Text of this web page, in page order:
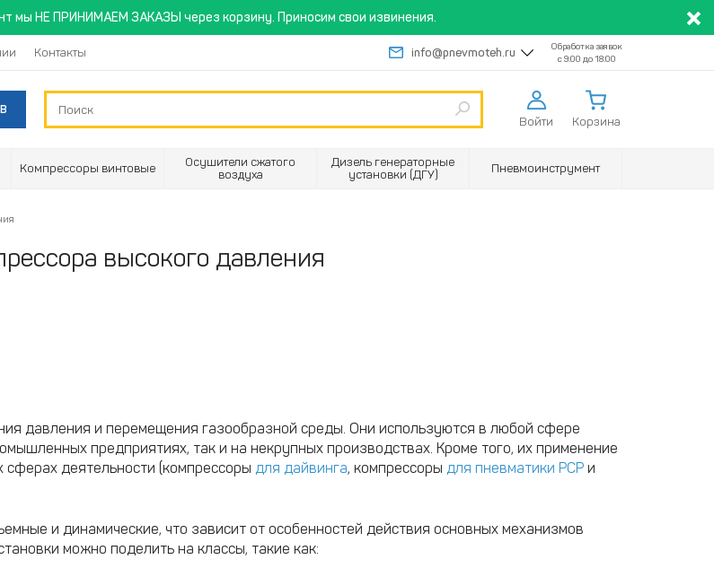
мы НЕ ПРИНИМАЕМ ЗАКАЗЫ через корзину. Приносим свои извинения.
Контакты info@pnevmoteh.ru
Обработка заявок
с 9:00 до 18:00
Войти Корзина
Компрессоры винтовые
Осушители сжатого
воздуха
Дизель генераторные
установки (ДГУ)
Пневмоинструмент
высокого давления
давления и перемещения газообразной среды. Они используются в любой сфере
предприятиях, так и на некрупных производствах. Кроме того, их применение
сферах деятельности (компрессоры для дайвинга, компрессоры для пневматики PCP и
и динамические, что зависит от особенностей действия основных механизмов
можно поделить на классы, такие как: